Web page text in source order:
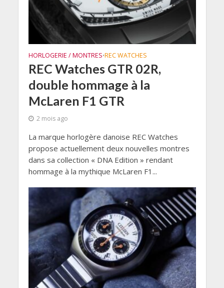
HORLOGERIE / MONTRES•REC WATCHES
REC Watches GTR 02R,
double hommage à la
McLaren F1 GTR
2 mois ago
La marque horlogère danoise REC Watches
propose actuellement deux nouvelles montres
dans sa collection « DNA Edition » rendant
hommage à la mythique McLaren F1...